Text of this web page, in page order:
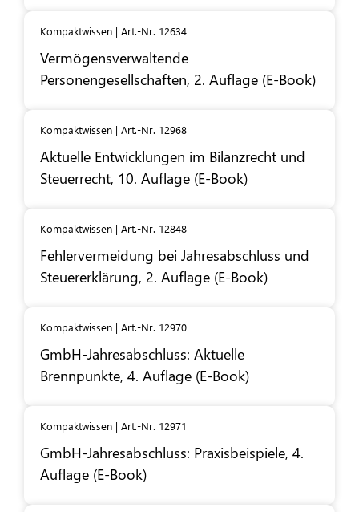
Kompaktwissen | Art.-Nr. 12634
Vermögensverwaltende
Personengesellschaften, 2. Auflage (E-Book)
Kompaktwissen | Art.-Nr. 12968
Aktuelle Entwicklungen im Bilanzrecht und
Steuerrecht, 10. Auflage (E-Book)
Kompaktwissen | Art.-Nr. 12848
Fehlervermeidung bei Jahresabschluss und
Steuererklärung, 2. Auflage (E-Book)
Kompaktwissen | Art.-Nr. 12970
GmbH-Jahresabschluss: Aktuelle
Brennpunkte, 4. Auflage (E-Book)
Kompaktwissen | Art.-Nr. 12971
GmbH-Jahresabschluss: Praxisbeispiele, 4.
Auflage (E-Book)